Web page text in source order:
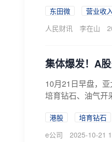
东田微 营业收
人民财讯
李在山
集体爆发！A
10月21日早盘，
培育钻石、油气开
港股 培育钻石
e公司
2025-10-21